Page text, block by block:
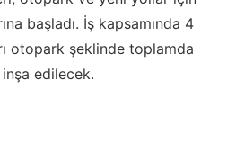
başladı. İş kapsamında 4
otopark şeklinde toplamda
edilecek.